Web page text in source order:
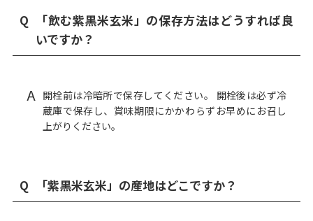
Q
「飲む紫黒米玄米」の保存方法はどうすれば良
いですか？
A 開栓前は冷暗所で保存してください。 開栓後は必ず冷
蔵庫で保存し、賞味期限にかかわらずお早めにお召し
上がりください。
Q 「紫黒米玄米」の産地はどこですか？